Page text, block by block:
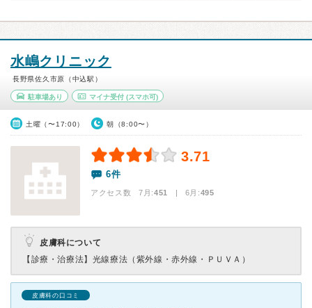
水嶋クリニック
長野県佐久市原（中込駅）
駐車場あり マイナ受付(スマホ可)
土曜（〜17:00） 朝（8:00〜）
3.71
6件
アクセス数 7月:451 | 6月:495
皮膚科について
【診療・治療法】 光線療法（紫外線・赤外線・ＰＵＶＡ）
皮膚科の口コミ